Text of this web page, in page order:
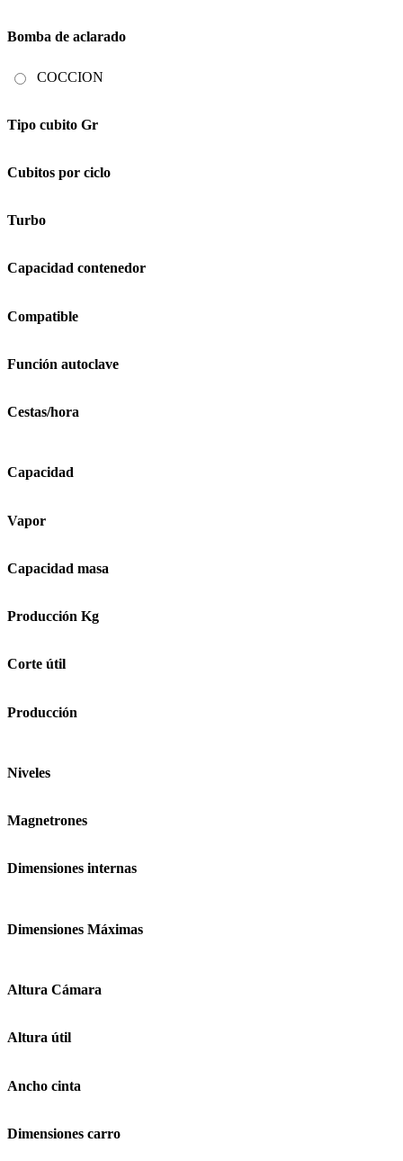
Bomba de aclarado
COCCION
Tipo cubito Gr
Cubitos por ciclo
Turbo
Capacidad contenedor
Compatible
Función autoclave
Cestas/hora
Capacidad
Vapor
Capacidad masa
Producción Kg
Corte útil
Producción
Niveles
Magnetrones
Dimensiones internas
Dimensiones Máximas
Altura Cámara
Altura útil
Ancho cinta
Dimensiones carro